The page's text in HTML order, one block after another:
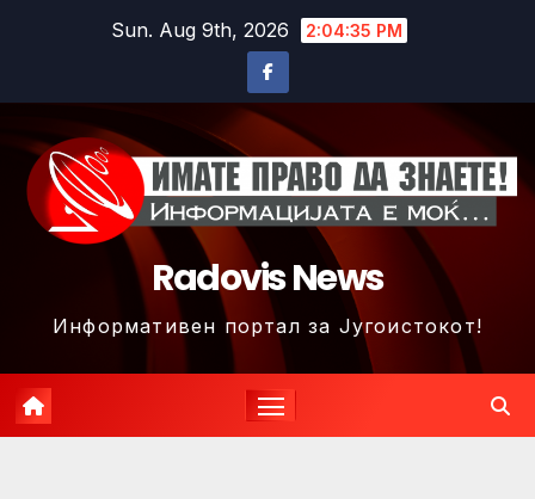
Sun. Aug 9th, 2026 2:04:38 PM
Radovis News
Информативен портал за Југоистокот!